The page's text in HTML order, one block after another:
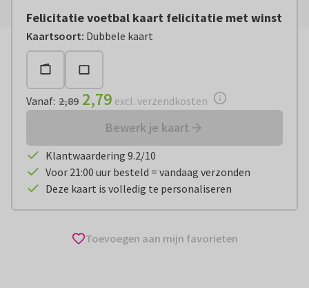
Felicitatie voetbal kaart felicitatie met winst
Kaartsoort: Dubbele kaart
Vanaf:€ 2,79 excl. verzendkosten
Vanaf: 2,89 2,79 excl. verzendkosten
Bewerk je kaart
Klantwaardering 9.2/10
Voor 21:00 uur besteld = vandaag verzonden
Deze kaart is volledig te personaliseren
Toevoegen aan mijn favorieten